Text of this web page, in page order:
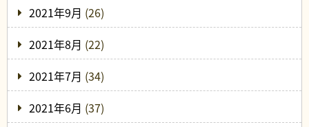
2021年9月 (26)
2021年8月 (22)
2021年7月 (34)
2021年6月 (37)